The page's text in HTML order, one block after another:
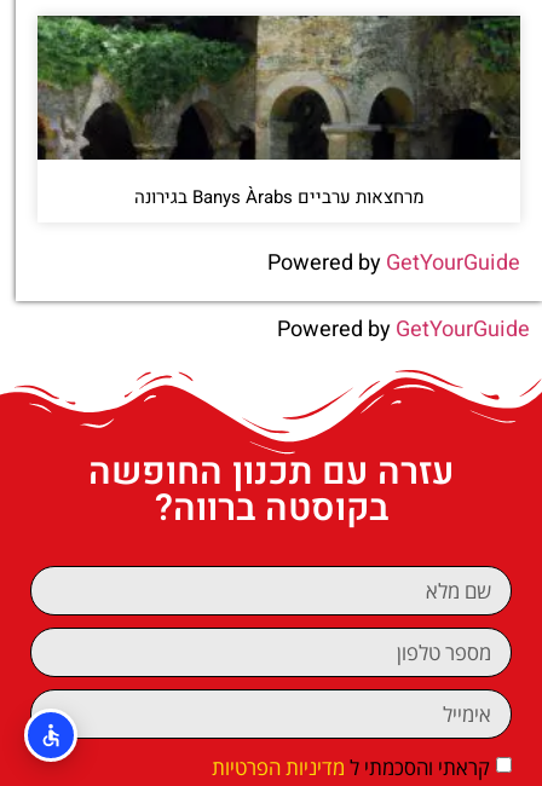
מרחצאות ערביים Banys Àrabs בגירונה
Powered byGetYourGuide
Powered byGetYourGuide
עזרה עם תכנון החופשה
בקוסטה ברווה?
קראתי והסכמתי ל מדיניות הפרטיות